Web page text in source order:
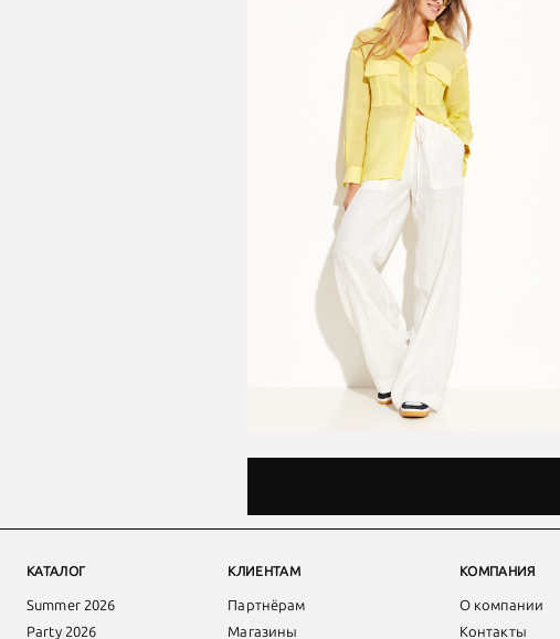
КАТАЛОГ
Summer 2026
Party 2026
КЛИЕНТАМ
Партнёрам
Магазины
КОМПАНИЯ
О компании
Контакты